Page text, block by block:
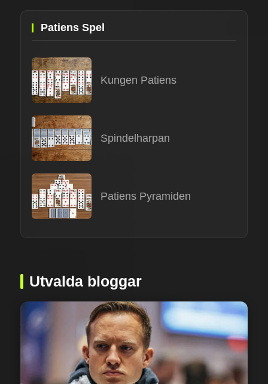
Patiens Spel
Kungen Patiens
Spindelharpan
Patiens Pyramiden
Utvalda bloggar